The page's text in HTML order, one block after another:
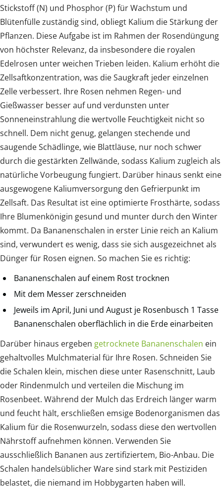
Stickstoff (N) und Phosphor (P) für Wachstum und
Blütenfülle zuständig sind, obliegt Kalium die Stärkung der
Pflanzen. Diese Aufgabe ist im Rahmen der Rosendüngung
von höchster Relevanz, da insbesondere die royalen
Edelrosen unter weichen Trieben leiden. Kalium erhöht die
Zellsaftkonzentration, was die Saugkraft jeder einzelnen
Zelle verbessert. Ihre Rosen nehmen Regen- und
Gießwasser besser auf und verdunsten unter
Sonneneinstrahlung die wertvolle Feuchtigkeit nicht so
schnell. Dem nicht genug, gelangen stechende und
saugende Schädlinge, wie Blattläuse, nur noch schwer
durch die gestärkten Zellwände, sodass Kalium zugleich als
natürliche Vorbeugung fungiert. Darüber hinaus senkt eine
ausgewogene Kaliumversorgung den Gefrierpunkt im
Zellsaft. Das Resultat ist eine optimierte Frosthärte, sodass
Ihre Blumenkönigin gesund und munter durch den Winter
kommt. Da Bananenschalen in erster Linie reich an Kalium
sind, verwundert es wenig, dass sie sich ausgezeichnet als
Dünger für Rosen eignen. So machen Sie es richtig:
Bananenschalen auf einem Rost trocknen
Mit dem Messer zerschneiden
Jeweils im April, Juni und August je Rosenbusch 1 Tasse
Bananenschalen oberflächlich in die Erde einarbeiten
Darüber hinaus ergeben getrocknete Bananenschalen ein
gehaltvolles Mulchmaterial für Ihre Rosen. Schneiden Sie
die Schalen klein, mischen diese unter Rasenschnitt, Laub
oder Rindenmulch und verteilen die Mischung im
Rosenbeet. Während der Mulch das Erdreich länger warm
und feucht hält, erschließen emsige Bodenorganismen das
Kalium für die Rosenwurzeln, sodass diese den wertvollen
Nährstoff aufnehmen können. Verwenden Sie
ausschließlich Bananen aus zertifiziertem, Bio-Anbau. Die
Schalen handelsüblicher Ware sind stark mit Pestiziden
belastet, die niemand im Hobbygarten haben will.